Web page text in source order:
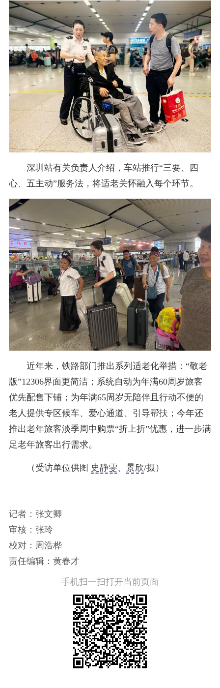
深圳站有关负责人介绍，车站推行“三要、四
心、五主动”服务法，将适老关怀融入每个环节。
近年来，铁路部门推出系列适老化举措：“敬老
版”12306界面更简洁；系统自动为年满60周岁旅客
优先配售下铺；为年满65周岁无陪伴且行动不便的
老人提供专区候车、爱心通道、引导帮扶；今年还
推出老年旅客淡季周中购票“折上折”优惠，进一步满
足老年旅客出行需求。
（受访单位供图 史静雯、 景欣/摄）
记者：张文卿
审核：张玲
校对：周浩桦
责任编辑：黄春才
手机扫一扫打开当前页面